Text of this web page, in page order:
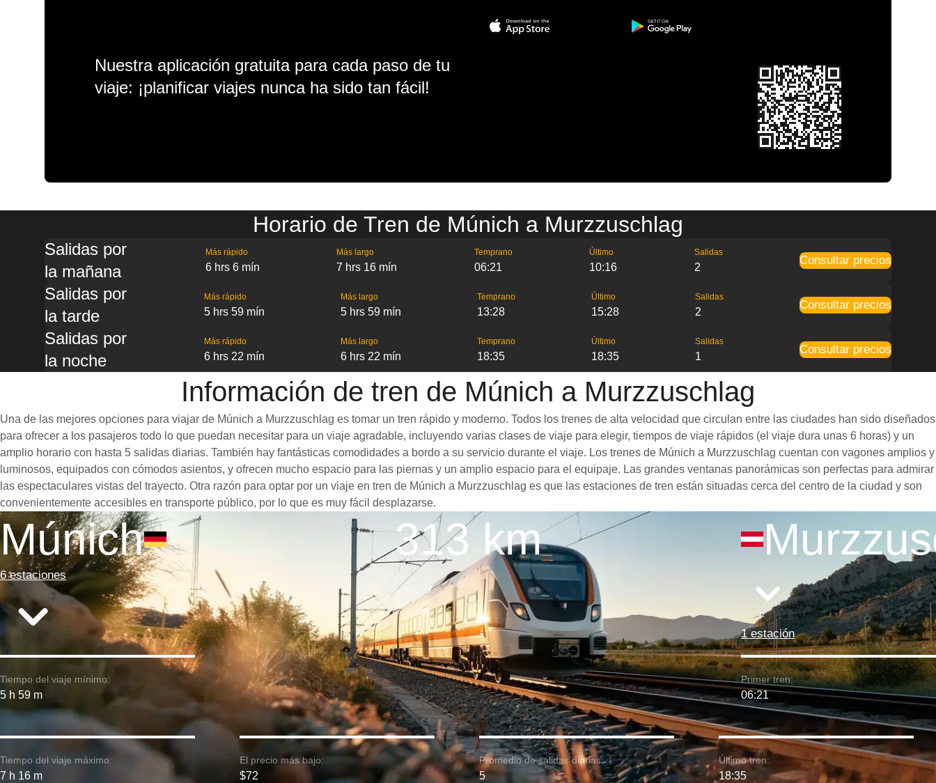
Nuestra aplicación gratuita para cada paso de tu
viaje: ¡planificar viajes nunca ha sido tan fácil!
Horario de Tren de Múnich a Murzzuschlag
Salidas por
la mañana
Más rápido
6 hrs 6 mín
Más largo
7 hrs 16 mín
Temprano
06:21
Último
10:16
Salidas
2
Consultar precios
Salidas por
la tarde
Más rápido
5 hrs 59 mín
Más largo
5 hrs 59 mín
Temprano
13:28
Último
15:28
Salidas
2
Consultar precios
Salidas por
la noche
Más rápido
6 hrs 22 mín
Más largo
6 hrs 22 mín
Temprano
18:35
Último
18:35
Salidas
1
Consultar precios
Información de tren de Múnich a Murzzuschlag
Una de las mejores opciones para viajar de Múnich a Murzzuschlag es tomar un tren rápido y moderno. Todos los trenes de alta velocidad que circulan entre las ciudades han sido diseñados
para ofrecer a los pasajeros todo lo que puedan necesitar para un viaje agradable, incluyendo varias clases de viaje para elegir, tiempos de viaje rápidos (el viaje dura unas 6 horas) y un
amplio horario con hasta 5 salidas diarias. También hay fantásticas comodidades a bordo a su servicio durante el viaje. Los trenes de Múnich a Murzzuschlag cuentan con vagones amplios y
luminosos, equipados con cómodos asientos, y ofrecen mucho espacio para las piernas y un amplio espacio para el equipaje. Las grandes ventanas panorámicas son perfectas para admirar
las espectaculares vistas del trayecto. Otra razón para optar por un viaje en tren de Múnich a Murzzuschlag es que las estaciones de tren están situadas cerca del centro de la ciudad y son
convenientemente accesibles en transporte público, por lo que es muy fácil desplazarse.
Múnich
6 estaciones
313 km
1 estación
Tiempo del viaje mínimo:
5 h 59 m
Primer tren:
06:21
Tiempo del viaje máximo:
7 h 16 m
El precio más bajo:
$72
Promedio de salidas diarias:
5
Último tren:
18:35